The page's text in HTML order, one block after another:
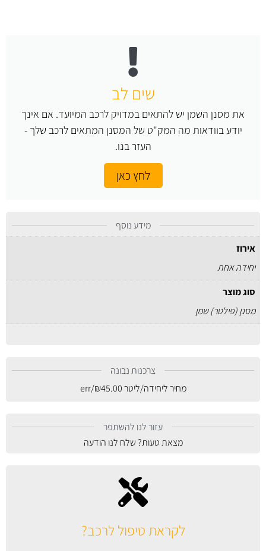
לקראת טיפול לרכב?
שים לב
את מסנן השמן יש להתאים במדויק לרכב המיועד. אם אינך
יודע בוודאות מה המק"ט של המסנן המתאים לרכב שלך -
העזר בנו.
לחץ כאן
מידע נוסף
אירוז
יחידה אחת
סוג מוצר
מסנן (פילטר) שמן
צרכנות נבונה
מחיר ליחידה/ליטר
₪45.00
/err
עזור לנו להשתפר
מצאת טעות? שלח לנו הודעה